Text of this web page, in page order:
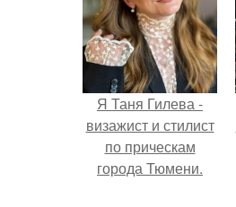
Я Таня Гилева -
визажист и стилист
по прическам
города Тюмени.